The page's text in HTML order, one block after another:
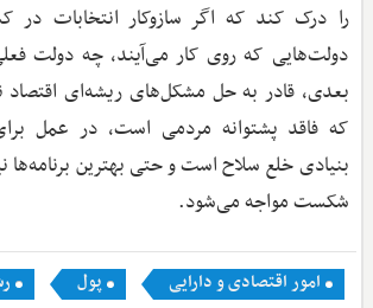
را درک کند که اگر سازوکار انتخابات در
دولت‌هایی که روی کار می‌آیند، چه دولت
بعدی، قادر به حل مشکل‌های ریشه‌ای اقتصاد
که فاقد پشتوانه مردمی است، در عمل
بنیادی خلع سلاح است و حتی بهترین برنامه‌ها
شکست مواجه می‌شود.
امور اقتصادی و دارایی پول